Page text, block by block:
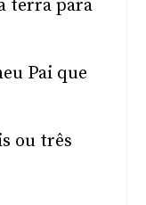
terra para
Pai que
ou três